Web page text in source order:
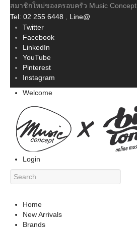
สมาชิกใหม่ของครอบครัว Music Concept
Tel: 02 255 6448
Line@
Twitter
Facebook
LinkedIn
YouTube
Pinterest
Instagram
Welcome
Login
Home
New Arrivals
Brands